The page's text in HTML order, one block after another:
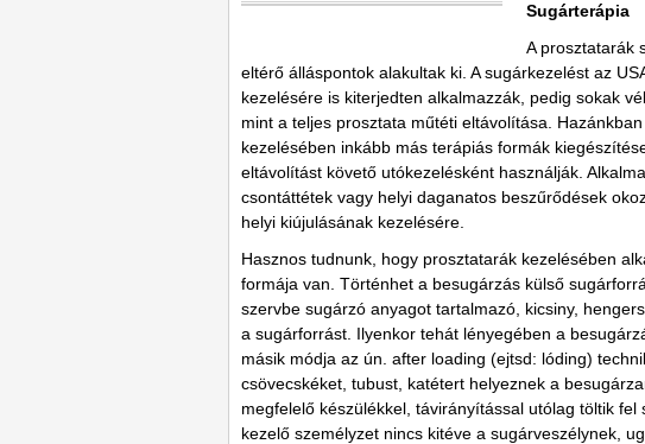
Sugárterápia
A prosztatarák
eltérő álláspontok alakultak ki. A sugárkezelést az
kezelésére is kiterjedten alkalmazzák, pedig sokak
mint a teljes prosztata műtéti eltávolítása.
kezelésében inkább más terápiás formák
eltávolítást követő utókezelésként használják.
csontáttétek vagy helyi daganatos beszűrődések
helyi kiújulásának kezelésére.
Hasznos tudnunk, hogy prosztatarák kezelésében
formája van. Történhet a besugárzás külső
szervbe sugárzó anyagot tartalmazó, kicsiny,
a sugárforrást. Ilyenkor tehát lényegében a
másik módja az ún. after loading (ejtsd: lóding)
csövecskéket, tubust, katétert helyeznek a
megfelelő készülékkel, távirányítással utólag töltik
kezelő személyzet nincs kitéve a sugárveszélynek,